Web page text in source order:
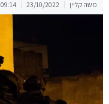
משה קליין 23/10/2022
09:14